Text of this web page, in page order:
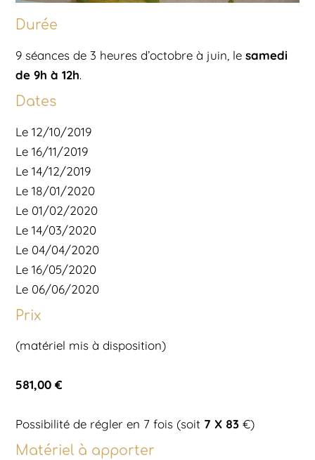
Durée
9 séances de 3 heures d’octobre à juin, lesamedi
de 9h à 12h.
Dates
Le 12/10/2019
Le 16/11/2019
Le 14/12/2019
Le 18/01/2020
Le 01/02/2020
Le 14/03/2020
Le 04/04/2020
Le 16/05/2020
Le 06/06/2020
Prix
(matériel mis à disposition)
581,00 €
Possibilité de régler en 7 fois (soit 7 X 83 €)
Matériel à apporter